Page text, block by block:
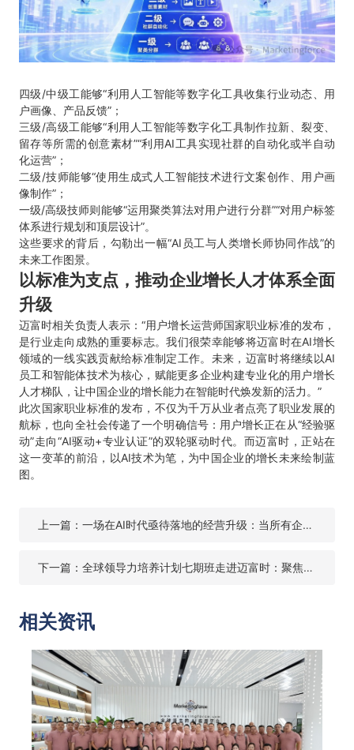
四级/中级工能够“利用人工智能等数字化工具收集行业动态、用
户画像、产品反馈”；
三级/高级工能够“利用人工智能等数字化工具制作拉新、裂变、
留存等所需的创意素材”“利用AI工具实现社群的自动化或半自动
化运营”；
二级/技师能够“使用生成式人工智能技术进行文案创作、用户画
像制作”；
一级/高级技师则能够“运用聚类算法对用户进行分群”“对用户标签
体系进行规划和顶层设计”。
这些要求的背后，勾勒出一幅“AI员工与人类增长师协同作战”的
未来工作图景。
以标准为支点，推动企业增长人才体系全面
升级
迈富时相关负责人表示：“用户增长运营师国家职业标准的发布，
是行业走向成熟的重要标志。我们很荣幸能够将迈富时在AI增长
领域的一线实践贡献给标准制定工作。未来，迈富时将继续以AI
员工和智能体技术为核心，赋能更多企业构建专业化的用户增长
人才梯队，让中国企业的增长能力在智能时代焕发新的活力。”
此次国家职业标准的发布，不仅为千万从业者点亮了职业发展的
航标，也向全社会传递了一个明确信号：用户增长正在从“经验驱
动”走向“AI驱动+专业认证”的双轮驱动时代。而迈富时，正站在
这一变革的前沿，以AI技术为笔，为中国企业的增长未来绘制蓝
图。
上一篇：一场在AI时代亟待落地的经营升级：当所有企业都在买AI，为什么大多数老板还没拿到结果？
下一篇：全球领导力培养计划七期班走进迈富时：聚焦AI智能体驱动战略，共筑新智增长力
相关资讯